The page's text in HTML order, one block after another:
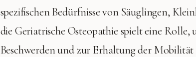
spezifischen Bedürfnisse von Säuglingen,
die Geriatrische Osteopathie spielt eine
Beschwerden und zur Erhaltung der Mobilität